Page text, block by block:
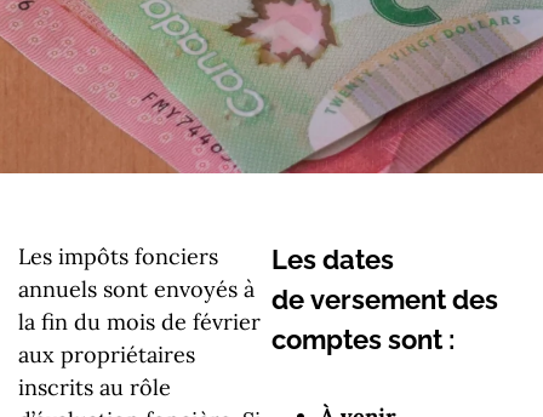
Les impôts fonciers
annuels sont envoyés à
la fin du mois de février
aux propriétaires
inscrits au rôle
Les dates
de versement des
comptes sont :